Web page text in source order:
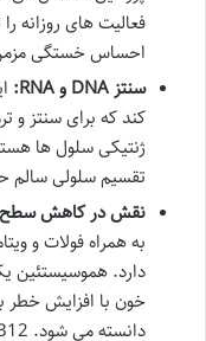
فعالیت های روزانه
احساس خستگی
سنتز DNA و RNA:
ژنتیکی سلول ها
تقسیم سلولی سالم
نقش در کاهش سطح
دارد. هموسیستئین
خون با افزایش خطر